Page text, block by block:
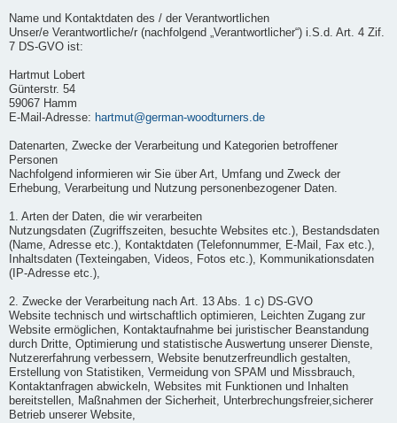
Name und Kontaktdaten des / der Verantwortlichen
Unser/e Verantwortliche/r (nachfolgend „Verantwortlicher“) i.S.d. Art. 4 Zif.
7 DS-GVO ist:
Hartmut Lobert
Günterstr. 54
59067 Hamm
E-Mail-Adresse: hartmut@german-woodturners.de
Datenarten, Zwecke der Verarbeitung und Kategorien betroffener
Personen
Nachfolgend informieren wir Sie über Art, Umfang und Zweck der
Erhebung, Verarbeitung und Nutzung personenbezogener Daten.
1. Arten der Daten, die wir verarbeiten
Nutzungsdaten (Zugriffszeiten, besuchte Websites etc.), Bestandsdaten
(Name, Adresse etc.), Kontaktdaten (Telefonnummer, E-Mail, Fax etc.),
Inhaltsdaten (Texteingaben, Videos, Fotos etc.), Kommunikationsdaten
(IP-Adresse etc.),
2. Zwecke der Verarbeitung nach Art. 13 Abs. 1 c) DS-GVO
Website technisch und wirtschaftlich optimieren, Leichten Zugang zur
Website ermöglichen, Kontaktaufnahme bei juristischer Beanstandung
durch Dritte, Optimierung und statistische Auswertung unserer Dienste,
Nutzererfahrung verbessern, Website benutzerfreundlich gestalten,
Erstellung von Statistiken, Vermeidung von SPAM und Missbrauch,
Kontaktanfragen abwickeln, Websites mit Funktionen und Inhalten
bereitstellen, Maßnahmen der Sicherheit, Unterbrechungsfreier,sicherer
Betrieb unserer Website,